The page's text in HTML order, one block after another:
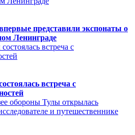
представили экспонаты о
Ленинграде
встреча с